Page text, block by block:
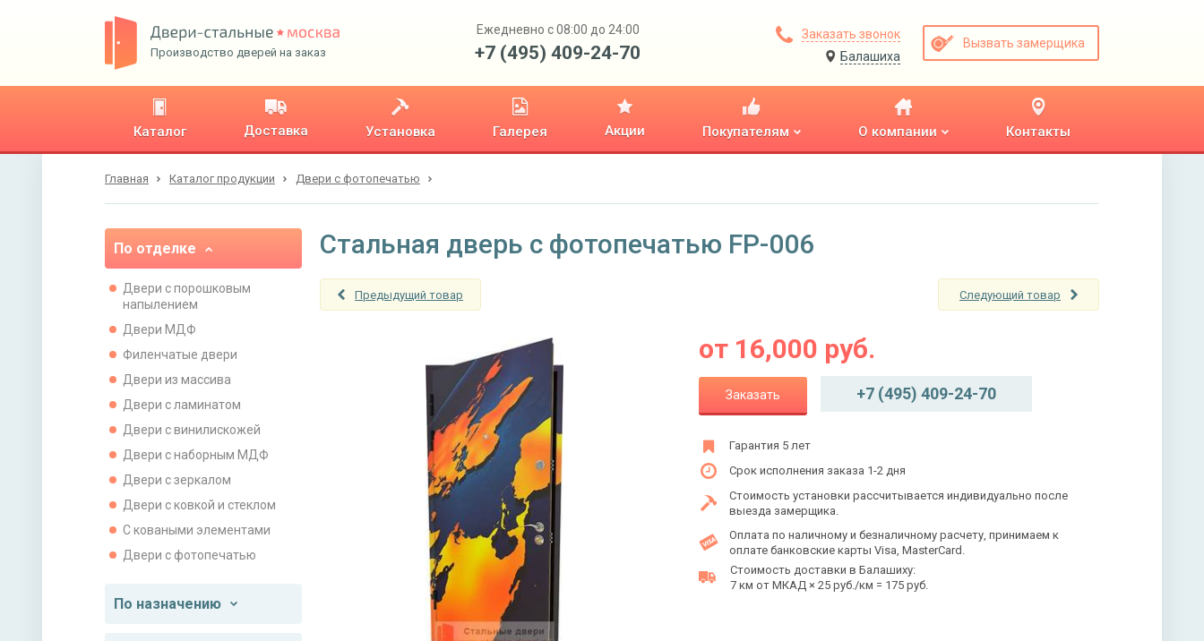
Производство дверей на заказ
Ежедневно с 08:00 до 24:00
+7 (495) 409-24-70
Заказать звонок
Балашиха
Вызвать замерщика
Каталог Доставка Установка Галерея Акции Покупателям О компании Контакты
Главная Каталог продукции Двери с фотопечатью
По отделке
Двери с порошковым
напылением
Двери МДФ
Филенчатые двери
Двери из массива
Двери с ламинатом
Двери с винилискожей
Двери с наборным МДФ
Двери с зеркалом
Двери с ковкой и стеклом
С коваными элементами
Двери с фотопечатью
По назначению
Стальная дверь с фотопечатью FP-006
Предыдущий товар Следующий товар
от 16,000 руб.
Заказать +7 (495) 409-24-70
Гарантия 5 лет
Срок исполнения заказа 1-2 дня
Стоимость установки рассчитывается индивидуально после
выезда замерщика.
Оплата по наличному и безналичному расчету, принимаем к
оплате банковские карты Visa, MasterCard.
Стоимость доставки в Балашиху:
7 км от МКАД × 25 руб./км = 175 руб.